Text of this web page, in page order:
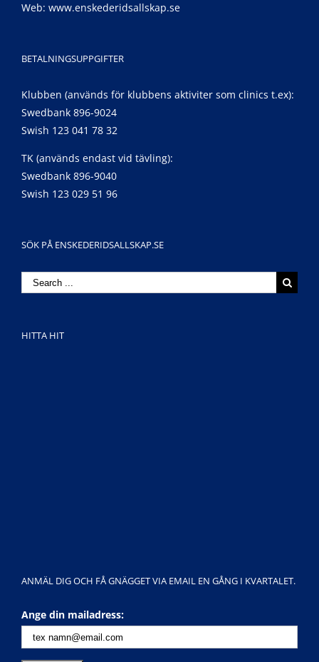
Web: www.enskederidsallskap.se
BETALNINGSUPPGIFTER
Klubben (används för klubbens aktiviter som clinics t.ex):
Swedbank 896-9024
Swish 123 041 78 32
TK (används endast vid tävling):
Swedbank 896-9040
Swish 123 029 51 96
SÖK PÅ ENSKEDERIDSALLSKAP.SE
Search
for:
HITTA HIT
ANMÄL DIG OCH FÅ GNÄGGET VIA EMAIL EN GÅNG I KVARTALET.
Ange din mailadress: